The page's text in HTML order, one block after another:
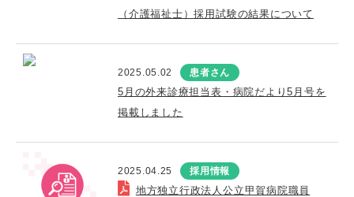
（介護福祉士）採用試験の結果について
2025.05.02 患者さん
5月の外来診療担当表・病院だより5月号を
掲載しました
2025.04.25 採用情報
地方独立行政法人公立甲賀病院職員